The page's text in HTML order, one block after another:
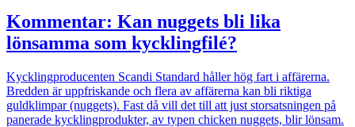
Kommentar: Kan nuggets bli lika
lönsamma som kycklingfilé?
Kycklingproducenten Scandi Standard håller hög fart i affärerna.
Bredden är uppfriskande och flera av affärerna kan bli riktiga
guldklimpar (nuggets). Fast då vill det till att just storsatsningen på
panerade kycklingprodukter, av typen chicken nuggets, blir lönsam.